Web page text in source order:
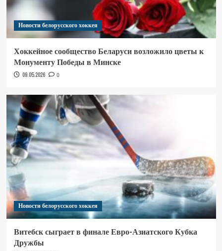
Новости белорусского хоккея
Хоккейное сообщество Беларуси возложило цветы к
Монументу Победы в Минске
09.05.2026 0
Новости белорусского хоккея
Витебск сыграет в финале Евро-Азиатского Кубка
Дружбы